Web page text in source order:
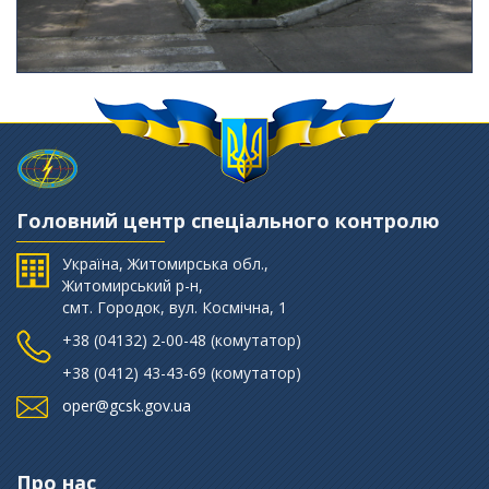
Головний центр спеціального контролю
Україна, Житомирська обл.,
Житомирський р-н,
смт. Городок, вул. Космічна, 1
+38 (‎04132) 2-00-48 (комутатор)
+38 (0412) 43-43-69 (комутатор)
oper@gcsk.gov.ua
Про нас